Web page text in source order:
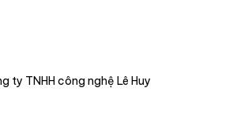
ty TNHH công nghệ Lê Huy